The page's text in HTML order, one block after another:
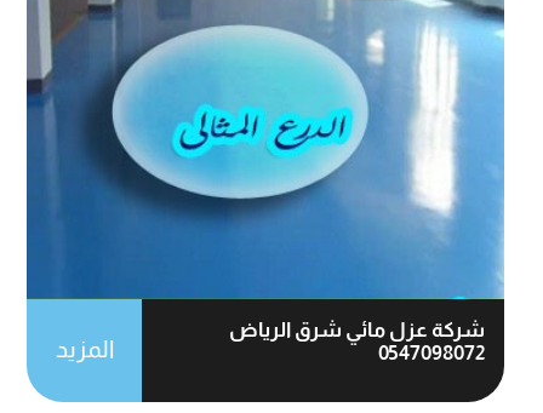
شركة عزل مائي شرق الرياض
0547098072
المزيد